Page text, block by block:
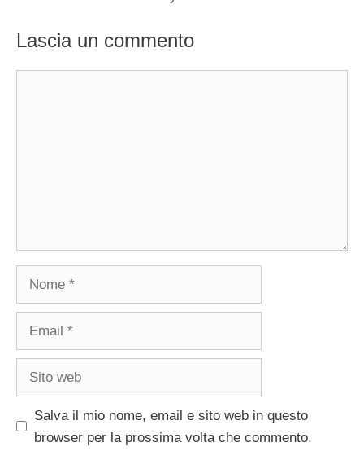
Lascia un commento
Nome
Email
Sito
Salva il mio nome, email e sito web in questo
browser per la prossima volta che commento.